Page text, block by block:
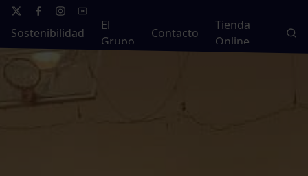
Sostenibilidad
El
Grupo
Contacto
Tienda
Online